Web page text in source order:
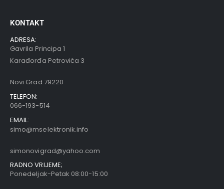
KONTAKT
ADRESA:
Gavrila Principa 1
Karađorđa Petrovića 3
Novi Grad 79220
TELEFON:
066-193-514
EMAIL:
simo@mselektronik.info
simonovigrad@yahoo.com
RADNO VRIJEME;
Ponedeljak-Petak 08:00-15:00